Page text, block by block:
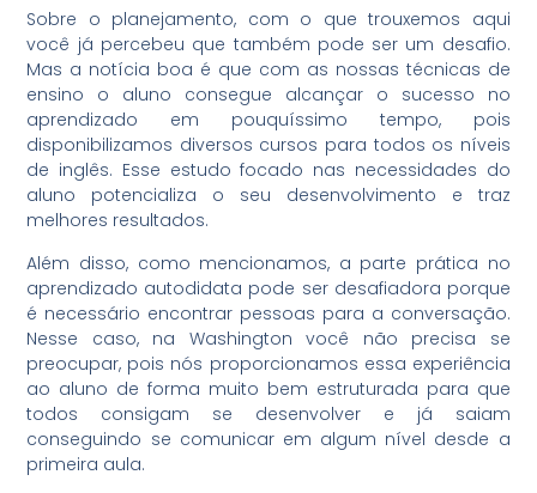
Sobre o planejamento, com o que trouxemos aqui
você já percebeu que também pode ser um desafio.
Mas a notícia boa é que com as nossas técnicas de
ensino o aluno consegue alcançar o sucesso no
aprendizado em pouquíssimo tempo, pois
disponibilizamos diversos cursos para todos os níveis
de inglês. Esse estudo focado nas necessidades do
aluno potencializa o seu desenvolvimento e traz
melhores resultados.
Além disso, como mencionamos, a parte prática no
aprendizado autodidata pode ser desafiadora porque
é necessário encontrar pessoas para a conversação.
Nesse caso, na Washington você não precisa se
preocupar, pois nós proporcionamos essa experiência
ao aluno de forma muito bem estruturada para que
todos consigam se desenvolver e já saiam
conseguindo se comunicar em algum nível desde a
primeira aula.